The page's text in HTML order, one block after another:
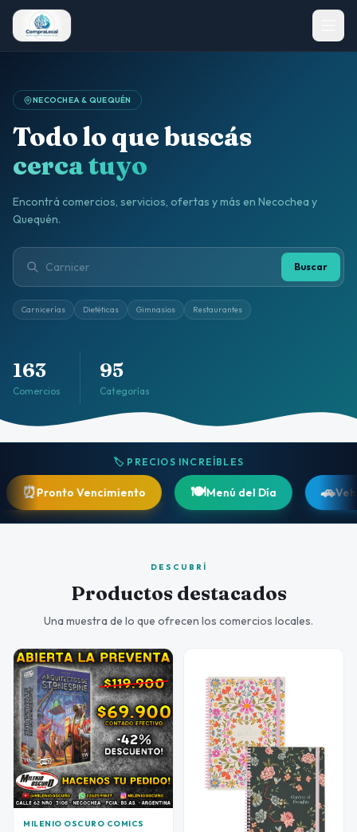
NECOCHEA & QUEQUÉN
Todo lo que buscás
cerca tuyo
Encontrá comercios, servicios, ofertas y más en Necochea y
Quequén.
Buscar
Carnicerías Dietéticas Gimnasios Restaurantes
163
Comercios
95
Categorías
🏷️ PRECIOS INCREÍBLES
Vencimiento 🍽️ Menú del Día 🚗 Vehículos
DESCUBRÍ
Productos destacados
Una muestra de lo que ofrecen los comercios locales.
MILENIO OSCURO COMICS